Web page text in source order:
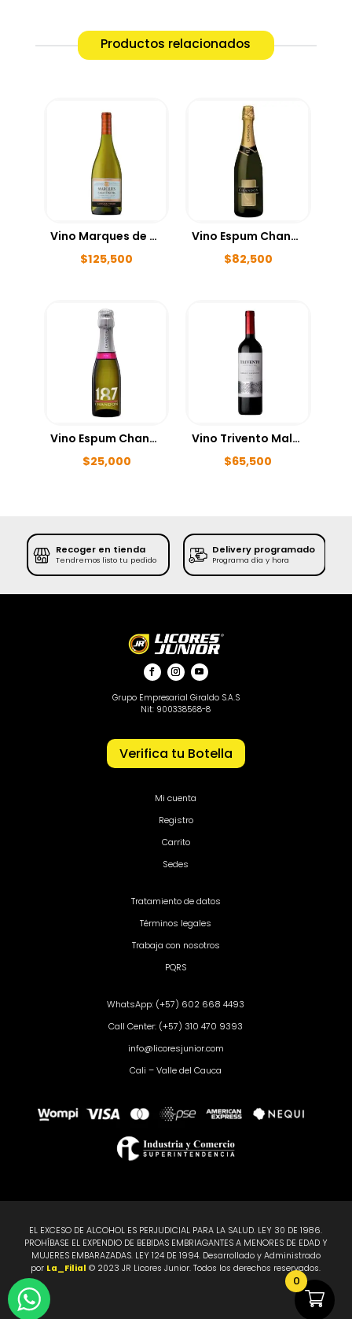
Productos relacionados
Vino Marques de Casa Concha Reserva Chardonnay 750ml
$125,500
Vino Espum Chandon Extra Brut 750ml
$82,500
Vino Espum Chandon Brut Rose 187ml
$25,000
Vino Trivento Malbec 750ml
$65,500
Recoger en tienda
Tendremos listo tu pedido
Delivery programado
Programa día y hora
Grupo Empresarial Giraldo S.A.S
Nit: 900338568-8
Verifica tu Botella
Mi cuenta
Registro
Carrito
Sedes
Tratamiento de datos
Términos legales
Trabaja con nosotros
PQRS
WhatsApp: (+57) 602 668 4493
Call Center: (+57) 310 470 9393
info@licoresjunior.com
Cali – Valle del Cauca
EL EXCESO DE ALCOHOL ES PERJUDICIAL PARA LA SALUD. LEY 30 DE 1986.
PROHÍBASE EL EXPENDIO DE BEBIDAS EMBRIAGANTES A MENORES DE EDAD Y
MUJERES EMBARAZADAS. LEY 124 DE 1994. Desarrollado y Administrado
por La_Filial © 2023 JR Licores Junior. Todos los derechos reservados.
0